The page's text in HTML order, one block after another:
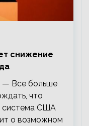
снижение
— Все больше
что
система США
о возможном